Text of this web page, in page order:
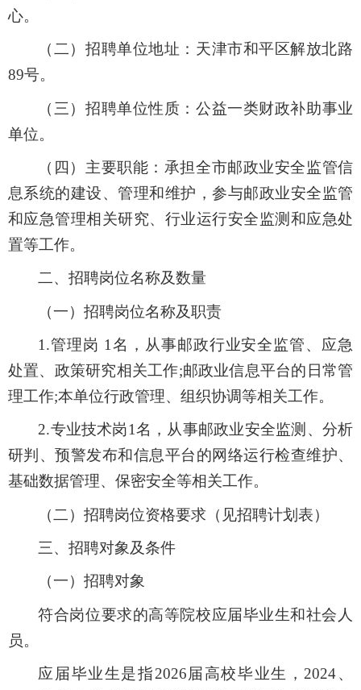
心。
（二） 招聘单位地址：天津市和平区解放北路
89号。
（三） 招聘单位性质： 公益一类财政补助事业
单位。
（四）主要职能： 承担全市邮政业安全监管信
息系统的建设、管理和维护 ，参与邮政业安全监管
和应急管理相关研究、行业运行安全监测和应急处
置等工作。
二、招聘岗位名称及数量
（一）招聘岗位名称及职责
1.管理岗 1 名 ，从事邮政行业安全监管、 应急
处置、政策研究相关工作;邮政业信息平台的日常管
理工作;本单位行政管理、组织协调等相关工作。
2.专业技术岗1名 ，从事邮政业安全监测、分析
研判 、预警发布和信息平台的网络运行检查维护、
基础数据管理、 保密安全等相关工作。
（二）招聘岗位资格要求 （见招聘计划表）
三、招聘对象 及条件
（一）招聘对象
符合岗位要求的高等院校应届毕业生和社会人
员。
应届毕业生是指2026届高校毕业生，2024、